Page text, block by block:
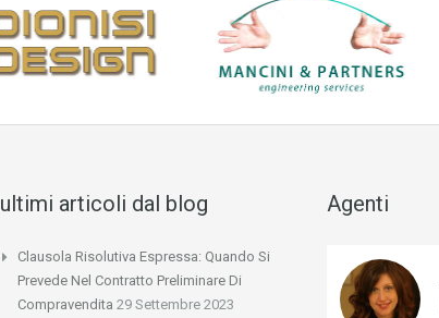
ultimi articoli dal blog
Clausola Risolutiva Espressa: Quando Si
Prevede Nel Contratto Preliminare Di
Compravendita 29 Settembre 2023
Agenti